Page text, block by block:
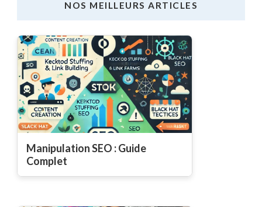
NOS MEILLEURS ARTICLES
Manipulation SEO : Guide
Complet